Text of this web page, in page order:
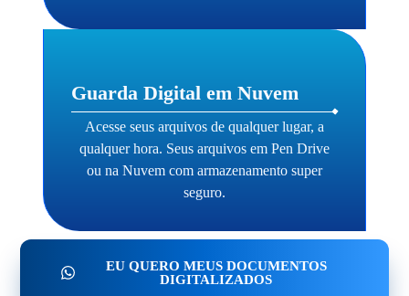
Guarda Digital em Nuvem
Acesse seus arquivos de qualquer lugar, a
qualquer hora. Seus arquivos em Pen Drive
ou na Nuvem com armazenamento super
seguro.
EU QUERO MEUS DOCUMENTOS
DIGITALIZADOS